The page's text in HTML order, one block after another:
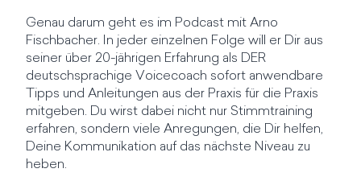
Genau darum geht es im Podcast mit Arno
Fischbacher. In jeder einzelnen Folge will er Dir aus
seiner über 20-jährigen Erfahrung als DER
deutschsprachige Voicecoach sofort anwendbare
Tipps und Anleitungen aus der Praxis für die Praxis
mitgeben. Du wirst dabei nicht nur Stimmtraining
erfahren, sondern viele Anregungen, die Dir helfen,
Deine Kommunikation auf das nächste Niveau zu
heben.